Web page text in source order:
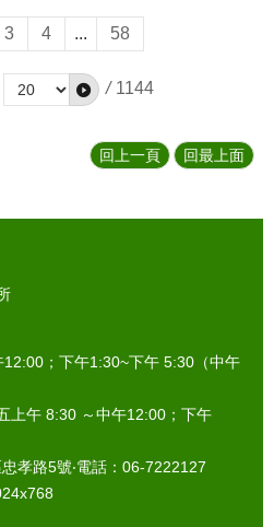
3 4 ... 58
/ 1144
回上一頁 回最上面
；下午1:30~下午 5:30（中午
上午 8:30 ～中午12:00；下午
孝路5號‧電話：06-7222127